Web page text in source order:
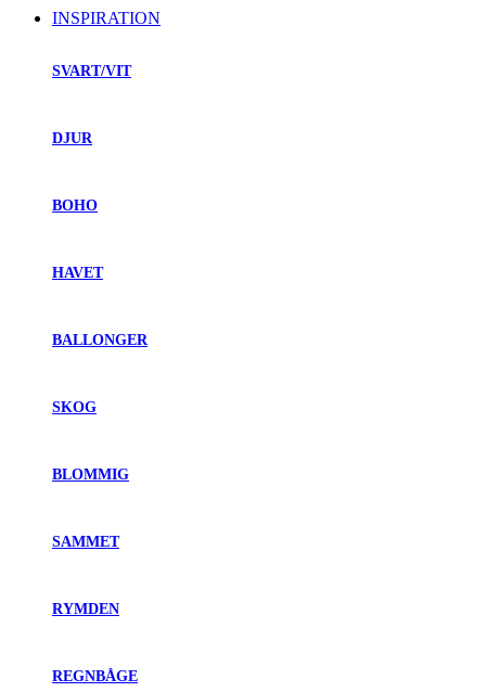
INSPIRATION
SVART/VIT
DJUR
BOHO
HAVET
BALLONGER
SKOG
BLOMMIG
SAMMET
RYMDEN
REGNBÅGE